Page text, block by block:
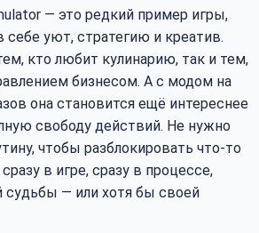
— это редкий пример игры,
себе уют, стратегию и креатив.
кто любит кулинарию, так и тем,
бизнесом. А с модом на
она становится ещё интереснее
свободу действий. Не нужно
чтобы разблокировать что-то
в игре, сразу в процессе,
судьбы — или хотя бы своей